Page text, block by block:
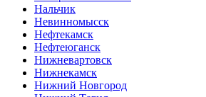
Нальчик
Невинномысск
Нефтекамск
Нефтеюганск
Нижневартовск
Нижнекамск
Нижний Новгород